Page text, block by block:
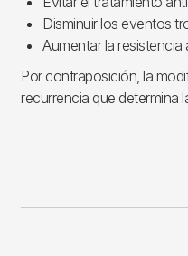
Disminuir los eventos
Aumentar la resistencia
Por contraposición, la
recurrencia que determina